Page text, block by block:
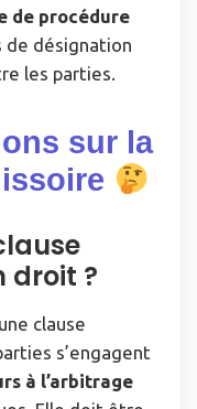
de procédure
de désignation
les parties.
sur la
droit ?
clause
s’engagent
à l’arbitrage